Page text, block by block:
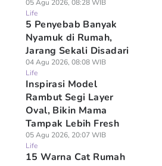
05 Agu 2026, 08:28 WIB
Life
5 Penyebab Banyak
Nyamuk di Rumah,
Jarang Sekali Disadari
04 Agu 2026, 08:08 WIB
Life
Inspirasi Model
Rambut Segi Layer
Oval, Bikin Mama
Tampak Lebih Fresh
05 Agu 2026, 20:07 WIB
Life
15 Warna Cat Rumah